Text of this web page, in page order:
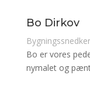
Bo Dirkov
Bygningssnedker
Bo er vores
nymalet og